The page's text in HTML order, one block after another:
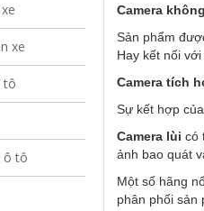
xe
tô
ô tô
Camera
Sản phẩm
Hay kết nối
Camera tích
Sự kết hợp
Camera lùi có
ảnh bao quát
Một số hãng
phân phối sản